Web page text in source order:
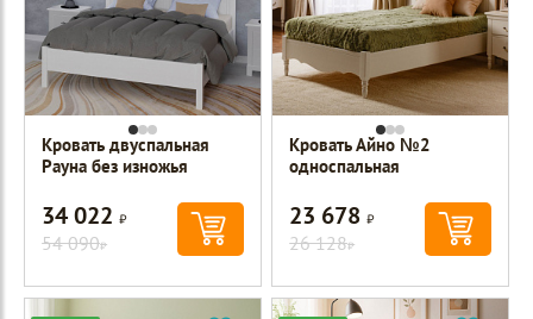
Кровать двуспальная
Рауна без изножья
34 022Р
54 090Р
Кровать Айно №2
односпальная
23 678Р
26 128Р